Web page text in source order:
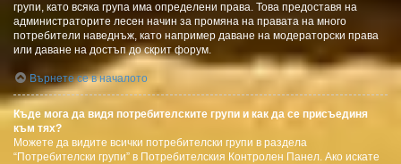
групи, като всяка група има определени права. Това предоставя на
администраторите лесен начин за промяна на правата на много
потребители наведнъж, като например даване на модераторски права
или даване на достъп до скрит форум.
Върнете се в началото
Къде мога да видя потребителските групи и как да се присъединя
към тях?
Можете да видите всички потребителски групи в раздела
“Потребителски групи” в Потребителския Контролен Панел. Ако искате